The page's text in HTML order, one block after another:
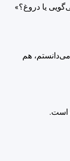
یا دروغ؟»
هم
است.